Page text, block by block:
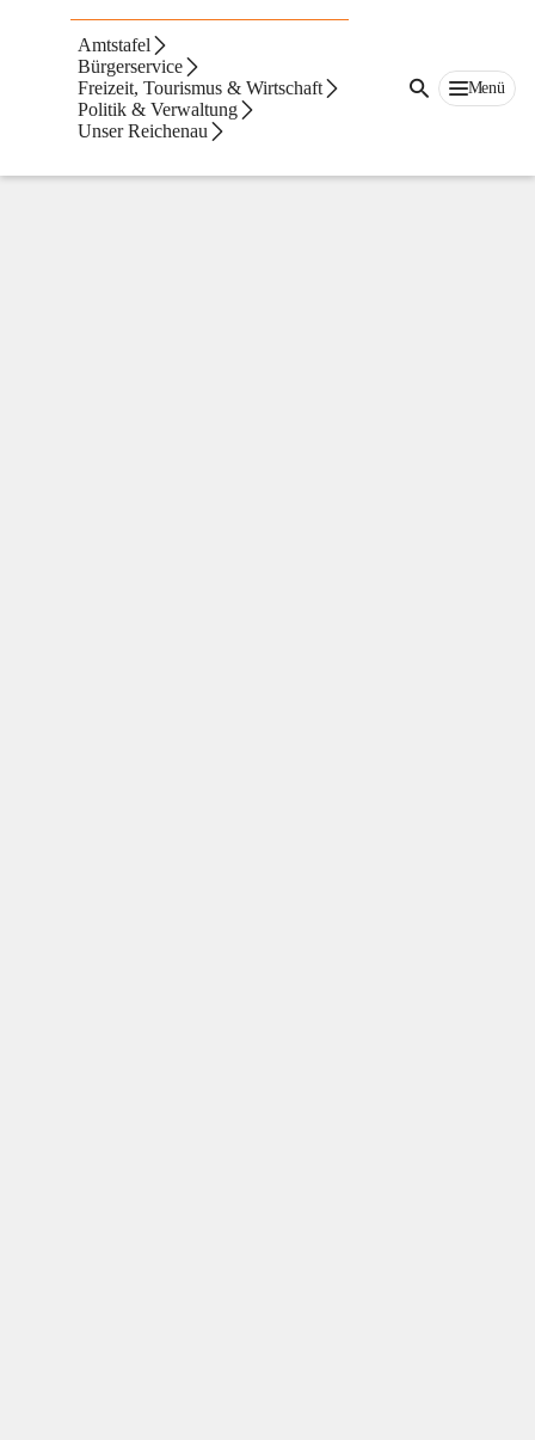
Amtstafel
Bürgerservice
Freizeit, Tourismus & Wirtschaft
Politik & Verwaltung
Unser Reichenau
Menü